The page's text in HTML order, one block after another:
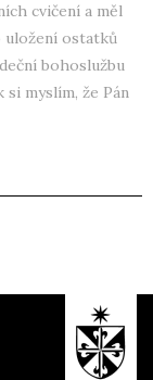
cvičení a měl
uložení ostatků
bohoslužbu
myslím, že Pán